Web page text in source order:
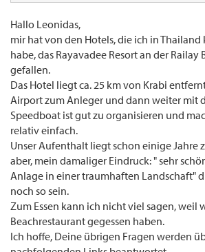
Hallo Leonidas,
mir hat von den Hotels, die ich in
habe, das Rayavadee Resort an der Railay
gefallen.
Das Hotel liegt ca. 25 km von Krabi
Airport zum Anleger und dann weiter mit
Speedboat ist gut zu organisieren und
relativ einfach.
Unser Aufenthalt liegt schon einige Jahre
aber, mein damaliger Eindruck: " sehr
Anlage in einer traumhaften Landschaft"
noch so sein.
Zum Essen kann ich nicht viel sagen, weil
Beachrestaurant gegessen haben.
Ich hoffe, Deine übrigen Fragen werden